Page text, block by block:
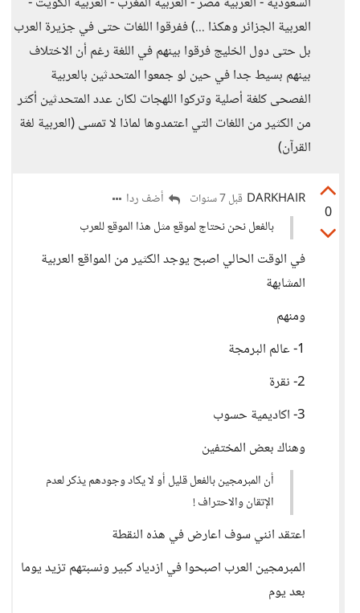
العربية الجزائر وهكذا ...) ففرقوا اللغات حتى في جزيرة العرب
بل حتى دول الخليج فرقوا بينهم في اللغة رغم أن الاختلاف
بينهم بسيط جدا في حين لو جمعوا المتحدثين بالعربية
الفصحى كلغة أصلية وتركوا اللهجات لكان عدد المتحدثين أكثر
من الكثير من اللغات التي اعتمدوها لماذا لا تمسى (العربية لغة
القرآن)
0
DARKHAIR قبل 7 سنوات
أضف ردا
بالفعل نحن نحتاج لموقع مثل هذا الموقع للعرب
في الوقت الحالي اصبح يوجد الكثير من المواقع العربية
المشابهة
ومنهم
1- عالم البرمجة
2- نقرة
3- اكاديمية حسوب
وهناك بعض المختفين
أن المبرمجين بالفعل قليل أو لا يكاد وجودهم يذكر لعدم
الإتقان والاحتراف !
اعتقد انني سوف اعارض في هذه النقطة
المبرمجين العرب اصبحوا في ازدياد كبير ونسبتهم تزيد يوما
بعد يوم